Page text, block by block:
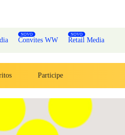
Convites WW Retail Media
Participe